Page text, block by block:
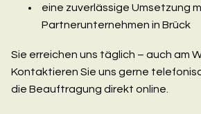
eine zuverlässige Umsetzung
Partnerunternehmen in Brück
Sie erreichen uns täglich – auch am
Kontaktieren Sie uns gerne
die Beauftragung direkt online.